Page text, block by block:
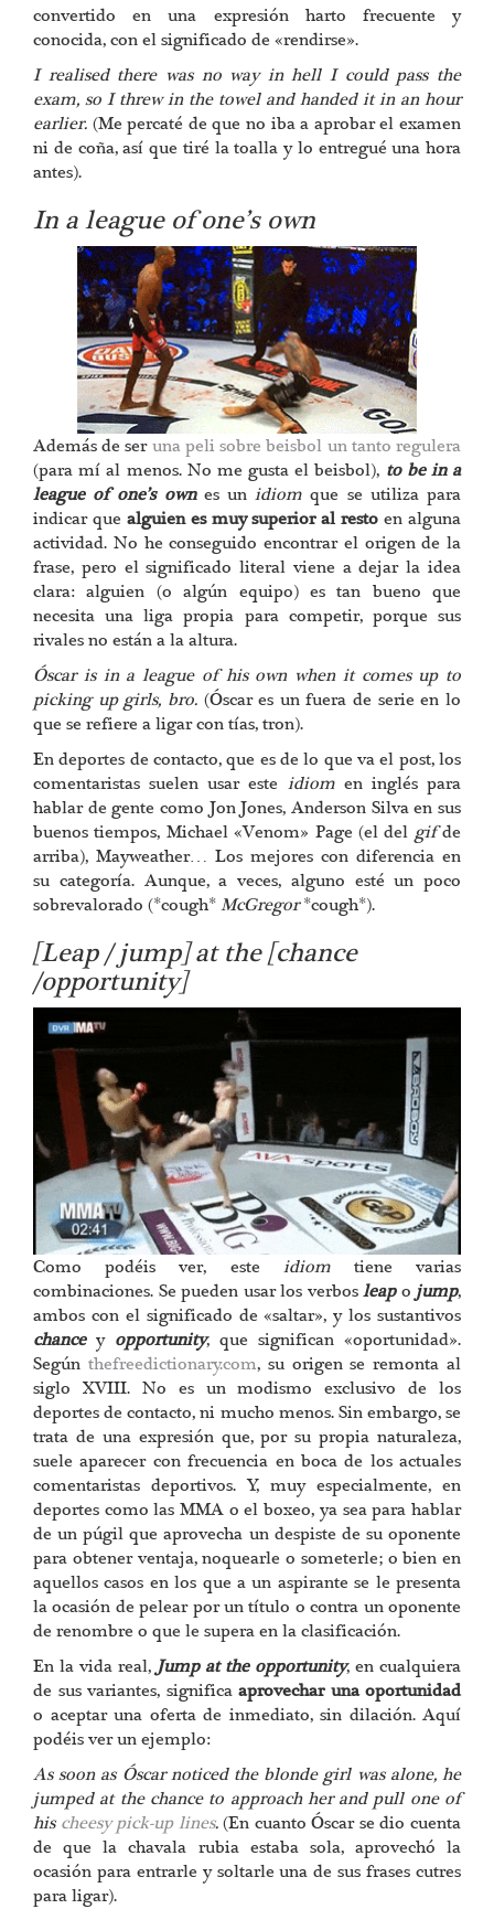
convertido en una expresión harto frecuente y
conocida, con el significado de «rendirse».
I realised there was no way in hell I could pass the
exam, so I threw in the towel and handed it in an hour
earlier. (Me percaté de que no iba a aprobar el examen
ni de coña, así que tiré la toalla y lo entregué una hora
antes).
In a league of one’s own
Además de seruna peli sobre beisbol un tanto regulera
(para mí al menos. No me gusta el beisbol), to be in a
league of one’s own es unidiom que se utiliza para
indicar que alguien es muy superior al resto en alguna
actividad. No he conseguido encontrar el origen de la
frase, pero el significado literal viene a dejar la idea
clara: alguien (o algún equipo) es tan bueno que
necesita una liga propia para competir, porque sus
rivales no están a la altura.
Óscar is in a league of his own when it comes up to
picking up girls, bro.(Óscar es un fuera de serie en lo
que se refiere a ligar con tías, tron).
En deportes de contacto, que es de lo que va el post, los
comentaristas suelen usar este idiomen inglés para
hablar de gente como Jon Jones, Anderson Silva en sus
buenos tiempos, Michael «Venom» Page (el del gifde
arriba), Mayweather… Los mejores con diferencia en
su categoría. Aunque, a veces, alguno esté un poco
sobrevalorado (*cough*McGregor*cough*).
[Leap / jump] at the [chance
/opportunity]
Como podéis ver, este idiomtiene varias
combinaciones. Se pueden usar los verbosleap o jump,
ambos con el significado de «saltar», y los sustantivos
chance y opportunity, que significan «oportunidad».
Según thefreedictionary.com, su origen se remonta al
siglo XVIII. No es un modismo exclusivo de los
deportes de contacto, ni mucho menos. Sin embargo, se
trata de una expresión que, por su propia naturaleza,
suele aparecer con frecuencia en boca de los actuales
comentaristas deportivos. Y, muy especialmente, en
deportes como las MMA o el boxeo, ya sea para hablar
de un púgil que aprovecha un despiste de su oponente
para obtener ventaja, noquearle o someterle; o bien en
aquellos casos en los que a un aspirante se le presenta
la ocasión de pelear por un título o contra un oponente
de renombre o que le supera en la clasificación.
En la vida real,Jump at the opportunity, en cualquiera
de sus variantes, significa aprovechar una oportunidad
o aceptar una oferta de inmediato, sin dilación. Aquí
podéis ver un ejemplo:
As soon as Óscar noticed the blonde girl was alone, he
jumped at the chance to approach her and pull one of
his cheesy pick-up lines.(En cuanto Óscar se dio cuenta
de que la chavala rubia estaba sola, aprovechó la
ocasión para entrarle y soltarle una de sus frases cutres
para ligar).